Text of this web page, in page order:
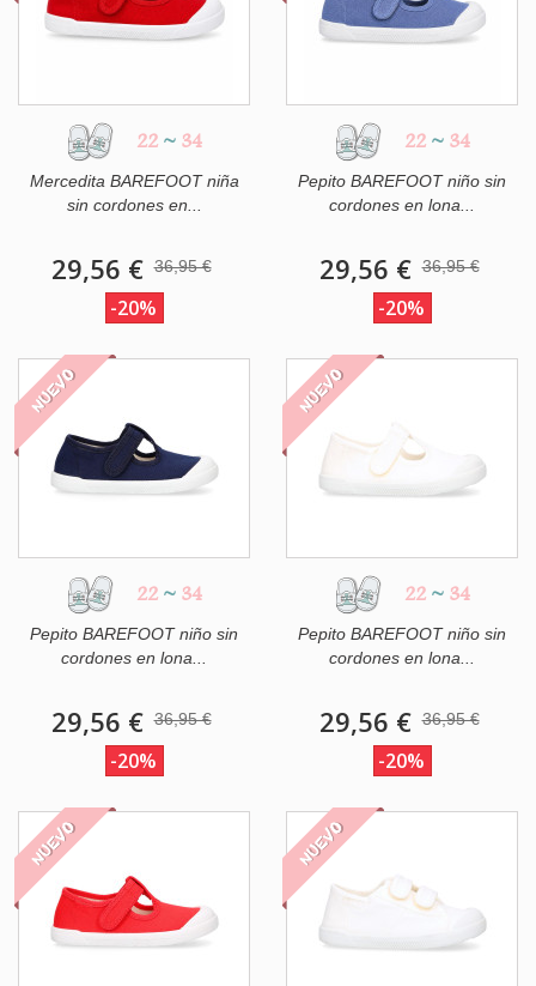
22 ~ 34
Mercedita BAREFOOT niña
sin cordones en...
29,56 € 36,95 €
-20%
22 ~ 34
Pepito BAREFOOT niño sin
cordones en lona...
29,56 € 36,95 €
-20%
NUEVO
22 ~ 34
Pepito BAREFOOT niño sin
cordones en lona...
29,56 € 36,95 €
-20%
NUEVO
22 ~ 34
Pepito BAREFOOT niño sin
cordones en lona...
29,56 € 36,95 €
-20%
NUEVO NUEVO